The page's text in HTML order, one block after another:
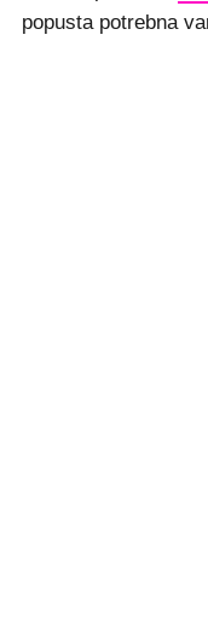
popusta potrebna